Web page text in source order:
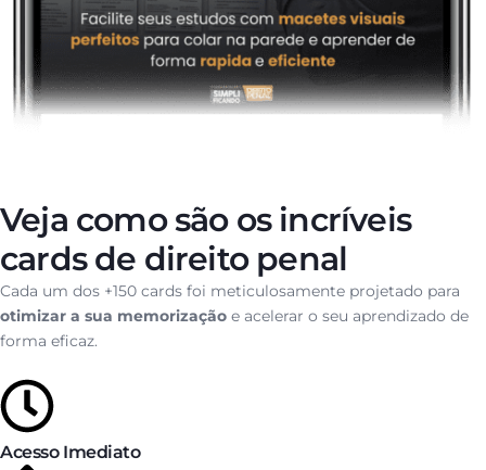
Veja como são os incríveis
cards de direito penal
Cada um dos +150 cards foi meticulosamente projetado para
otimizar a sua memorização e acelerar o seu aprendizado de
forma eficaz.
Acesso Imediato